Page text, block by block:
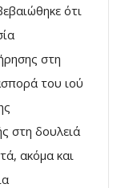
ότι
στη
του ιού
στη δουλειά
ακόμα και